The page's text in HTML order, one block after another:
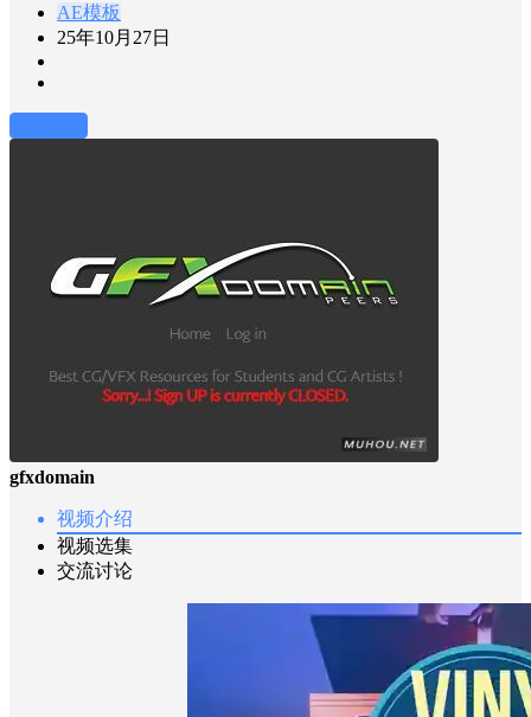
AE模板
25年10月27日
gfxdomain
视频介绍
视频选集
交流讨论